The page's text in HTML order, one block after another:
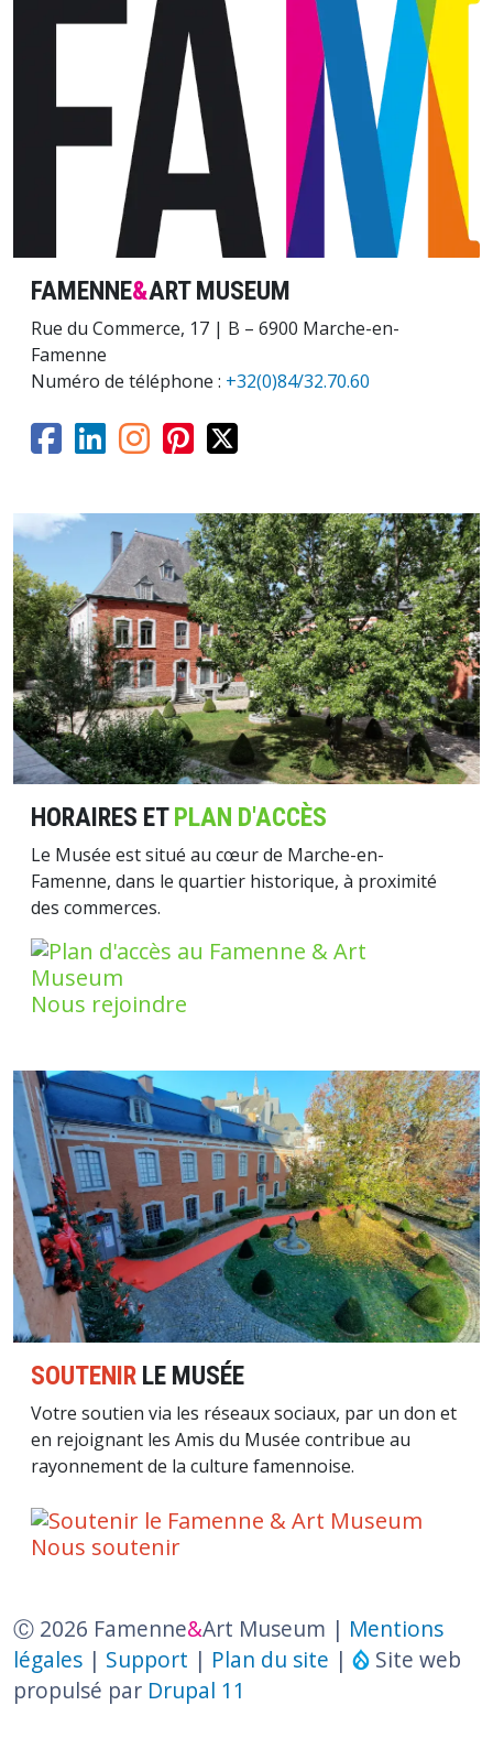
FAMENNE&ART MUSEUM
Rue du Commerce, 17 | B – 6900 Marche-en-
Famenne
Numéro de téléphone : +32(0)84/32.70.60
Image
HORAIRES ETPLAN D'ACCÈS
Le Musée est situé au cœur de Marche-en-
Famenne, dans le quartier historique, à proximité
des commerces.
Nous rejoindre
Image
SOUTENIR LE MUSÉE
Votre soutien via les réseaux sociaux, par un don et
en rejoignant les Amis du Musée contribue au
rayonnement de la culture famennoise.
Nous soutenir
Ⓒ 2026 Famenne&Art Museum | Mentions
légales | Support | Plan du site |
Site web
propulsé par Drupal 11